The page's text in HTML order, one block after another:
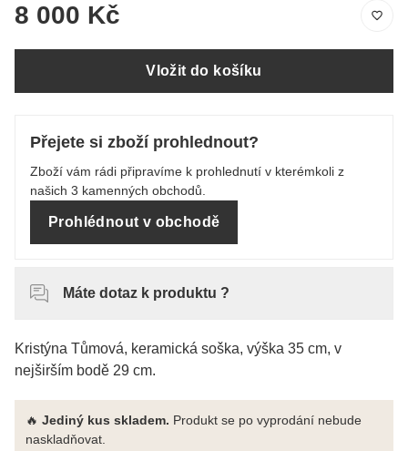
8 000 Kč
Vložit do košíku
Přejete si zboží prohlednout?
Zboží vám rádi připravíme k prohlednutí v kterémkoli z
našich 3 kamenných obchodů.
Prohlédnout v obchodě
Máte dotaz k produktu ?
Kristýna Tůmová, keramická soška, výška 35 cm, v
nejširším bodě 29 cm.
🔥 Jediný kus skladem. Produkt se po vyprodání nebude
naskladňovat.